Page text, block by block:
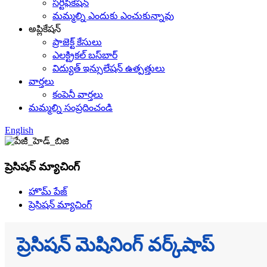
సర్టిఫికేషన్
మమ్మల్ని ఎందుకు ఎంచుకున్నావు
అప్లికేషన్
ప్రాజెక్ట్ కేసులు
ఎలక్ట్రికల్ బస్‌బార్
విద్యుత్ ఇన్సులేషన్ ఉత్పత్తులు
వార్తలు
కంపెనీ వార్తలు
మమ్మల్ని సంప్రదించండి
English
ప్రెసిషన్ మ్యాచింగ్
హొమ్ పేజ్
ప్రెసిషన్ మ్యాచింగ్
ప్రెసిషన్ మెషినింగ్ వర్క్‌షాప్